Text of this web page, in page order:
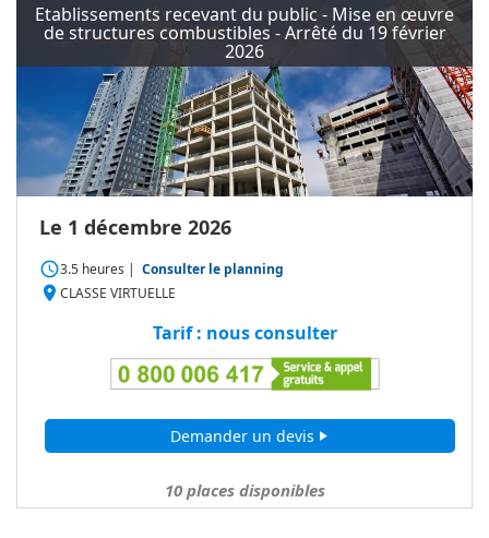
Etablissements recevant du public - Mise en œuvre
de structures combustibles - Arrêté du 19 février
2026
Le 1 décembre 2026
access_time3.5 heures | Consulter le planning
place CLASSE VIRTUELLE
Tarif : nous consulter
Demander un devis play_arrow
10 places disponibles